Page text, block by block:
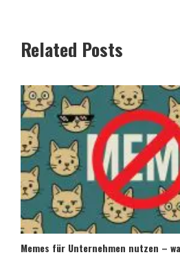
Related Posts
Memes für Unternehmen nutzen –